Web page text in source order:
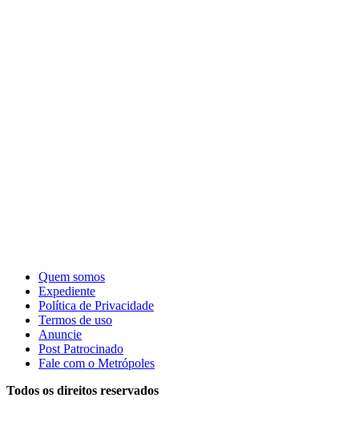
Quem somos
Expediente
Política de Privacidade
Termos de uso
Anuncie
Post Patrocinado
Fale com o Metrópoles
Todos os direitos reservados